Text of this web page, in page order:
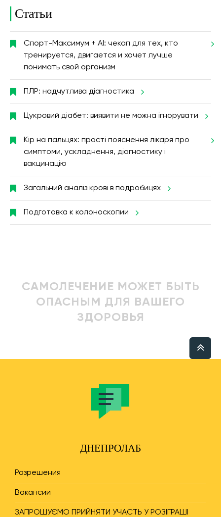
Статьи
Спорт-Максимум + AI: чекап для тех, кто
тренируется, двигается и хочет лучше
понимать свой организм
ПЛР: надчутлива діагностика
Цукровий діабет: виявити не можна ігнорувати
Кір на пальцях: прості пояснення лікаря про
симптоми, ускладнення, діагностику і
вакцинацію
Загальний аналіз крові в подробицях
Подготовка к колоноскопии
САМОЛЕЧЕНИЕ МОЖЕТ БЫТЬ
ОПАСНЫМ ДЛЯ ВАШЕГО
ЗДОРОВЬЯ
ДНЕПРОЛАБ
Разрешения
Вакансии
ЗАПРОШУЄМО ПРИЙНЯТИ УЧАСТЬ У РОЗІГРАШІ